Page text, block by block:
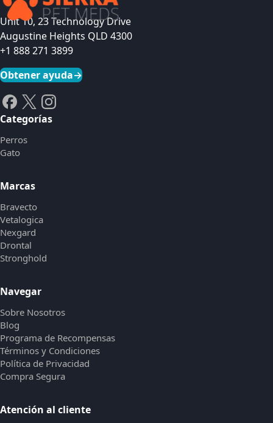
Unit 10, 23 Technology Drive
Augustine Heights QLD 4300
+1 888 271 3899
Obtener ayuda→
Categorías
Perros
Gato
Marcas
Bravecto
Vetalogica
Nexgard
Drontal
Stronghold
Navegar
Sobre Nosotros
Blog
Programa de Recompensas
Términos y Condiciones
Política de Privacidad
Compra Segura
Atención al cliente